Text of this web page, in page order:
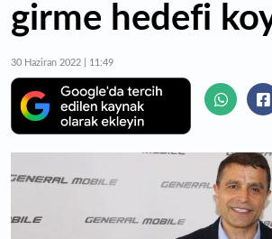
girme hedefi
30 Haziran 2022 | 11:49